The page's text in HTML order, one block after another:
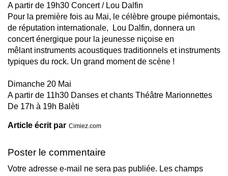
A partir de 19h30 Concert / Lou Dalfin
Pour la première fois au Mai, le célèbre groupe piémontais,
de réputation internationale, Lou Dalfin, donnera un
concert énergique pour la jeunesse niçoise en
mêlant instruments acoustiques traditionnels et instruments
typiques du rock. Un grand moment de scène !
Dimanche 20 Mai
A partir de 11h30 Danses et chants Théâtre Marionnettes
De 17h à 19h Balèti
Article écrit par Cimiez.com
Poster le commentaire
Votre adresse e-mail ne sera pas publiée. Les champs